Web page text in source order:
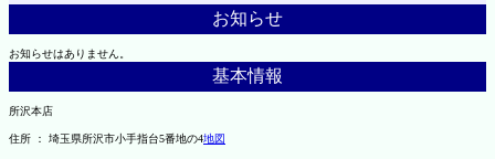
お知らせ
お知らせはありません。
基本情報
所沢本店
住所 ： 埼玉県所沢市小手指台5番地の4地図